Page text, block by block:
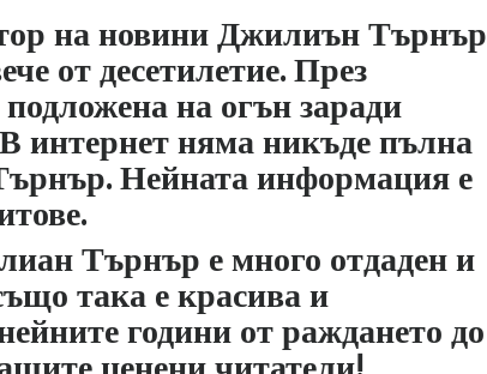
на новини Джилиън Търнър
от десетилетие. През
на огън заради
интернет няма никъде пълна
Нейната информация е
Търнър е много отдаден и
така е красива и
години от раждането до